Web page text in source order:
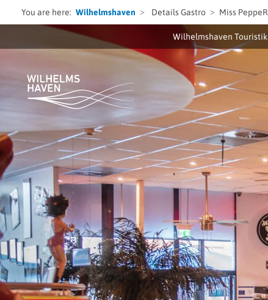
You are here: Wilhelmshaven Details Gastro Miss PeppeR
Wilhelmshaven Touristik